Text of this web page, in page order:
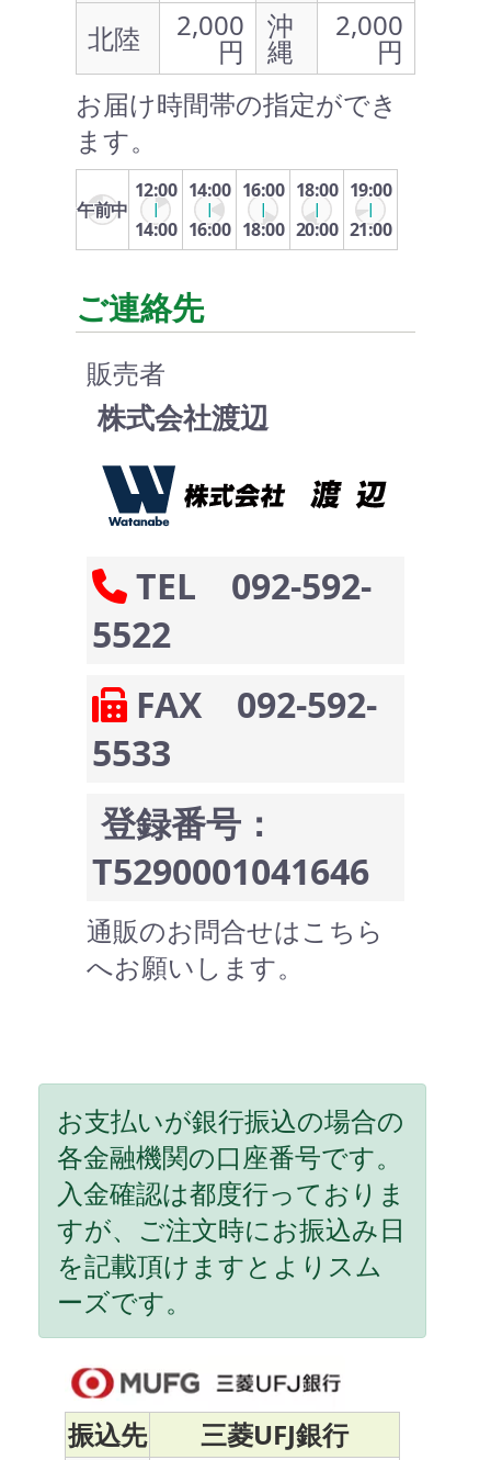
北陸
2,000
円
沖
縄
2,000
円
お届け時間帯の指定ができ
ます。
午前中
12:00
14:00
14:00
16:00
16:00
18:00
18:00
20:00
19:00
21:00
ご連絡先
販売者
株式会社渡辺
TEL 092-592-
5522
FAX 092-592-
5533
登録番号：
T5290001041646
通販のお問合せはこちら
へお願いします。
お支払いが銀行振込の場合の
各金融機関の口座番号です。
入金確認は都度行っておりま
すが、ご注文時にお振込み日
を記載頂けますとよりスム
ーズです。
振込先
三菱UFJ銀行